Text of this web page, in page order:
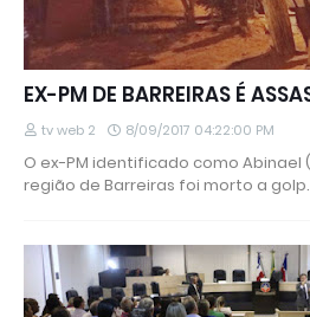
EX-PM DE BARREIRAS É
tv web 2 8/09/2017 04:22:00 PM
O ex-PM identificado como Abinael
região de Barreiras foi morto a